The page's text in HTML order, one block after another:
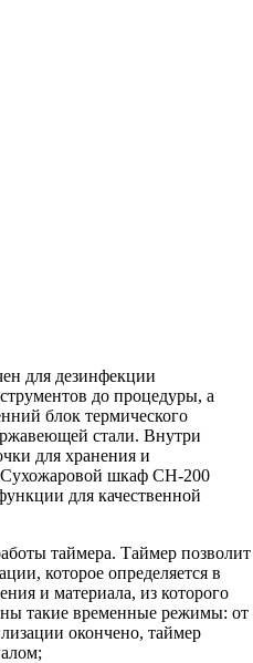
для дезинфекции
до процедуры, а
блок термического
стали. Внутри
для хранения и
Сухожаровой шкаф СН-200
для качественной
таймера. Таймер позволит
которое определяется в
и материала, из которого
такие временные режимы: от
окончено, таймер